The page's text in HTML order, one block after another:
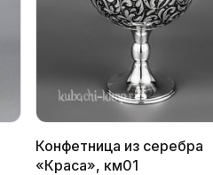
Конфетница из серебра
«Краса», км01